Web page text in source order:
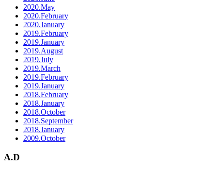
2020.May
2020.February
2020.January
2019.February
2019.January
2019.August
2019.July
2019.March
2019.February
2019.January
2018.February
2018.January
2018.October
2018.September
2018.January
2009.October
A.D